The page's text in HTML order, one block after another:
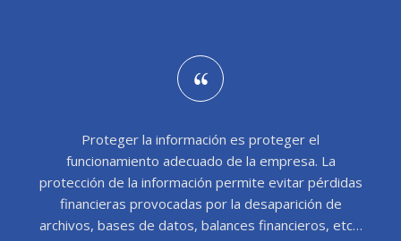
Proteger la información es proteger el
funcionamiento adecuado de la empresa. La
protección de la información permite evitar pérdidas
financieras provocadas por la desaparición de
archivos, bases de datos, balances financieros, etc…